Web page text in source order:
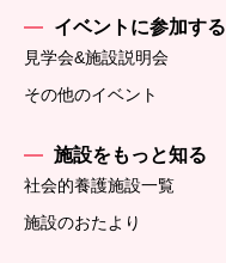
イベントに参加する
見学会&施設説明会
その他のイベント
施設をもっと知る
社会的養護施設一覧
施設のおたより